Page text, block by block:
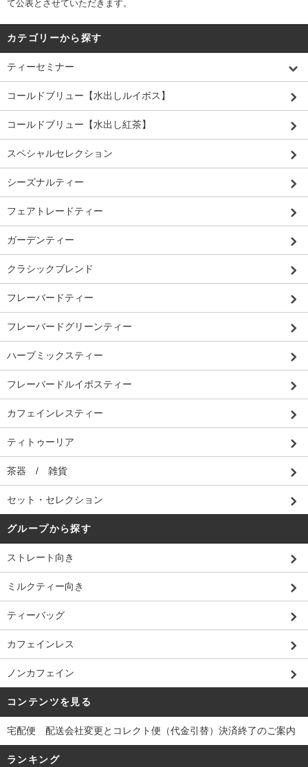
て公表とさせていただきます。
カテゴリーから探す
ティーセミナー
コールドブリュー【水出しルイボス】
コールドブリュー【水出し紅茶】
スペシャルセレクション
シーズナルティー
フェアトレードティー
ガーデンティー
クラシックブレンド
フレーバードティー
フレーバードグリーンティー
ハーブミックスティー
フレーバードルイボスティー
カフェインレスティー
ティトゥーリア
茶器 / 雑貨
セット・セレクション
グループから探す
ストレート向き
ミルクティー向き
ティーバッグ
カフェインレス
ノンカフェイン
コンテンツを見る
宅配便 配送会社変更とコレクト便（代金引替）決済終了のご案内
ランキング